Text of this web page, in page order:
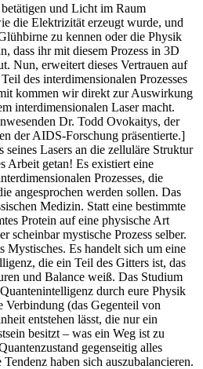
und Licht im Raum
die Elektrizität erzeugt wurde, und
zu kennen oder die Physik
dass ihr mit diesem Prozess in 3D
Nun, erweitert dieses Vertrauen auf
des interdimensionalen Prozesses
kommen wir direkt zur Auswirkung
interdimensionalen Laser macht.
Dr. Todd Ovokaitys, der
der AIDS-Forschung präsentierte.]
Lasers an die zelluläre Struktur
Arbeit getan! Es existiert eine
Prozesses, die
angesprochen werden sollen. Das
Medizin. Statt eine bestimmte
Protein auf eine physische Art
scheinbar mystische Prozess selber.
Mystisches. Es handelt sich um eine
die ein Teil des Gitters ist, das
und Balance weiß. Das Studium
durch eure Physik
Verbindung (das Gegenteil von
entstehen lässt, die nur ein
besitzt – was ein Weg ist zu
gegenseitig alles
haben sich auszubalancieren.